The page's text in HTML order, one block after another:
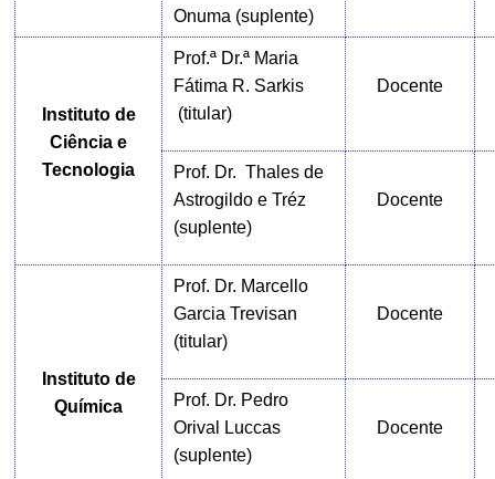
Onuma (suplente)
Instituto de
Ciência e
Tecnologia
Prof.ª Dr.ª Maria
Fátima R. Sarkis
(titular)
Docente
Prof. Dr. Thales de
Astrogildo e Tréz
(suplente)
Docente
Instituto de
Química
Prof. Dr. Marcello
Garcia Trevisan
(titular)
Docente
Prof. Dr. Pedro
Orival Luccas
(suplente)
Docente